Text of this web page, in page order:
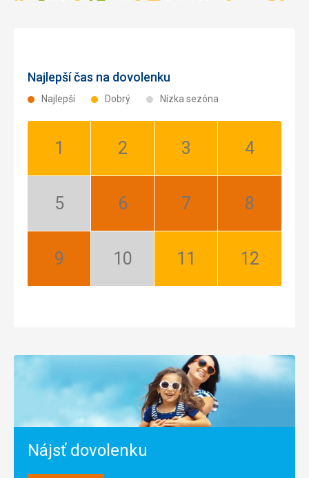
Najlepší čas na dovolenku
Najlepší Dobrý Nízka sezóna
Január:
Február:
Marec:
Apríl:
Máj:
Jún:
Júl:
August:
September:
Október:
November:
December:
Nájsť dovolenku